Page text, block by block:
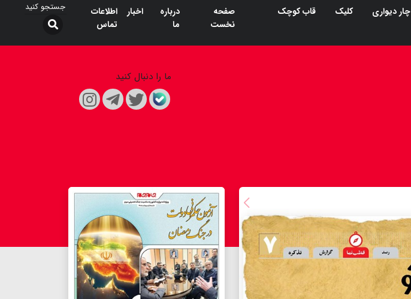
چار دیواری کلیک
قاب کوچک
صفحه
نخست
درباره
ما
اخبار
اطلاعات
تماس
ما را دنبال کنید